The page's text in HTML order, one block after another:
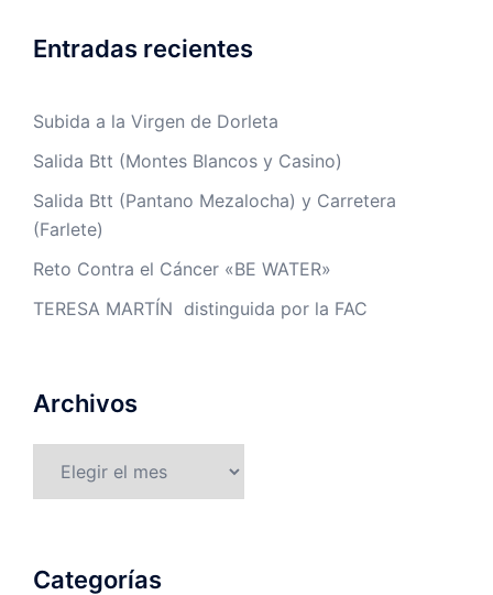
Entradas recientes
Subida a la Virgen de Dorleta
Salida Btt (Montes Blancos y Casino)
Salida Btt (Pantano Mezalocha) y Carretera
(Farlete)
Reto Contra el Cáncer «BE WATER»
TERESA MARTÍN distinguida por la FAC
Archivos
Categorías